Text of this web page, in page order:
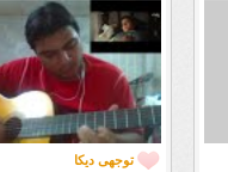
توجهى ديكا